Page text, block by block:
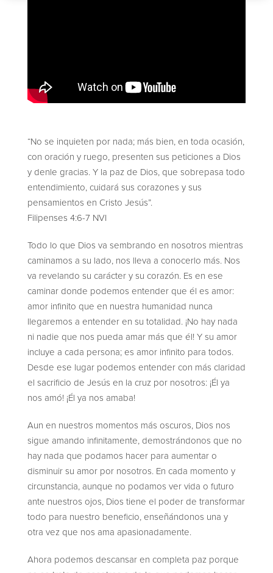
“No se inquieten por nada; más bien, en toda ocasión,
con oración y ruego, presenten sus peticiones a Dios
y denle gracias. Y la paz de Dios, que sobrepasa todo
entendimiento, cuidará sus corazones y sus
pensamientos en Cristo Jesús”.
Filipenses 4:6-7 NVI
Todo lo que Dios va sembrando en nosotros mientras
caminamos a su lado, nos lleva a conocerlo más. Nos
va revelando su carácter y su corazón. Es en ese
caminar donde podemos entender que él es amor:
amor infinito que en nuestra humanidad nunca
llegaremos a entender en su totalidad. ¡No hay nada
ni nadie que nos pueda amar más que él! Y su amor
incluye a cada persona; es amor infinito para todos.
Desde ese lugar podemos entender con más claridad
el sacrificio de Jesús en la cruz por nosotros: ¡Él ya
nos amó! ¡Él ya nos amaba!
Aun en nuestros momentos más oscuros, Dios nos
sigue amando infinitamente, demostrándonos que no
hay nada que podamos hacer para aumentar o
disminuir su amor por nosotros. En cada momento y
circunstancia, aunque no podamos ver vida o futuro
ante nuestros ojos, Dios tiene el poder de transformar
todo para nuestro beneficio, enseñándonos una y
otra vez que nos ama apasionadamente.
Ahora podemos descansar en completa paz porque